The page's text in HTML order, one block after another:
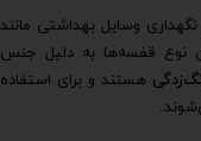
وسایل بهداشتی مانند
نوع قفسه‌ها به دلیل جنس
هستند و برای استفاده